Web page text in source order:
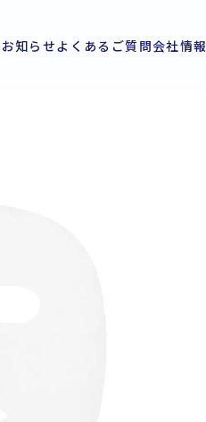
お知らせよくあるご質問会社情報